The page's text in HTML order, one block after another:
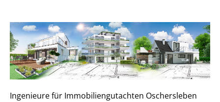
Ingenieure für Im­mo­bi­li­en­gut­ach­ten Oschersleben